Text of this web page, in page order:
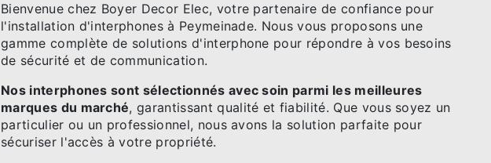
Bienvenue chez Boyer Decor Elec, votre partenaire de confiance pour
l'installation d'interphones à Peymeinade. Nous vous proposons une
gamme complète de solutions d'interphone pour répondre à vos besoins
de sécurité et de communication.
Nos interphones sont sélectionnés avec soin parmi les meilleures
marques du marché, garantissant qualité et fiabilité. Que vous soyez un
particulier ou un professionnel, nous avons la solution parfaite pour
sécuriser l'accès à votre propriété.